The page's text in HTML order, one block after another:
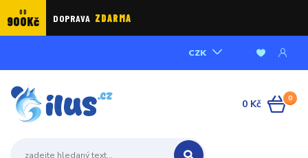
OD
900Kč DOPRAVA ZDARMA
CZK
0
0 Kč